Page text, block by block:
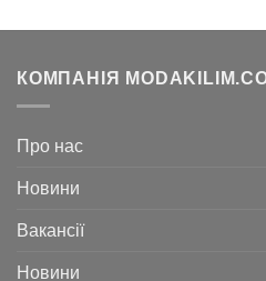
КОМПАНІЯ
Про нас
Новини
Вакансії
Новини